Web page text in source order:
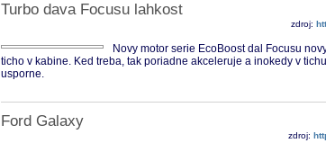
Turbo dava Focusu lahkost
zdroj:
Novy motor serie EcoBoost dal Focusu
ticho v kabine. Ked treba, tak poriadne akceleruje a inokedy v
usporne.
Ford Galaxy
zdroj: